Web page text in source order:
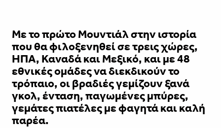
Με το πρώτο Μουντιάλ στην ιστορία
που θα φιλοξενηθεί σε τρεις χώρες,
ΗΠΑ, Καναδά και Μεξικό, και με 48
εθνικές ομάδες να διεκδικούν το
τρόπαιο, οι βραδιές γεμίζουν ξανά
γκολ, ένταση, παγωμένες μπύρες,
γεμάτες πιατέλες με φαγητά και καλή
παρέα.